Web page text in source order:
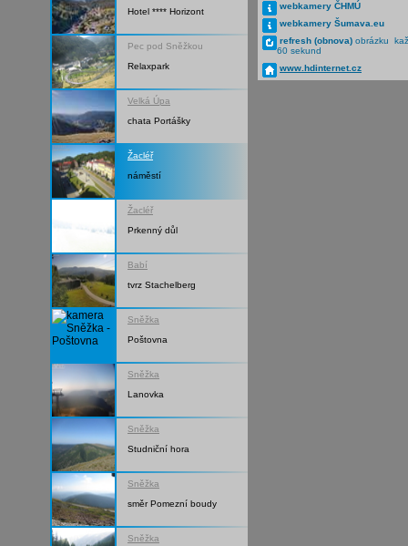
Hotel **** Horizont
Pec pod Sněžkou
Relaxpark
Velká Úpa
chata Portášky
Žacléř
náměstí
Žacléř
Prkenný důl
Babí
tvrz Stachelberg
Sněžka
Poštovna
Sněžka
Lanovka
Sněžka
Studniční hora
Sněžka
směr Pomezní boudy
Sněžka
webkamery ČHMÚ
webkamery Šumava.eu
refresh (obnova) obrázku
60 sekund
www.hdinternet.cz